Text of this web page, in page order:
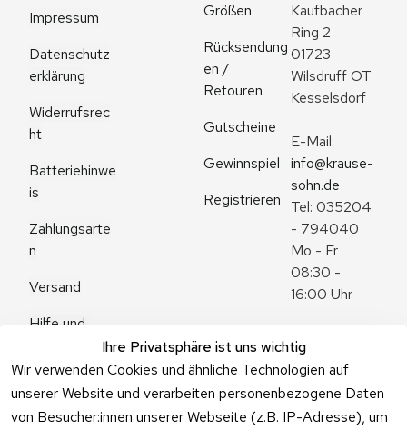
Ihre Privatsphäre ist uns wichtig
Wir verwenden Cookies und ähnliche Technologien auf
unserer Website und verarbeiten personenbezogene Daten
von Besucher:innen unserer Webseite (z.B. IP-Adresse), um
Impressum
Datenschutz
erklärung
Widerrufsrec
ht
Batteriehinwe
is
Zahlungsarte
n
Versand
Hilfe und
Fragen
Größen
Rücksendung
en /
Retouren
Gutscheine
Gewinnspiel
Registrieren
Kaufbacher
Ring 2
01723
Wilsdruff OT
Kesselsdorf
info@krause-
sohn.de
Tel: 035204
- 794040
Mo - Fr
08:30 -
16:00 Uhr
Zum
Kontaktformu
lar